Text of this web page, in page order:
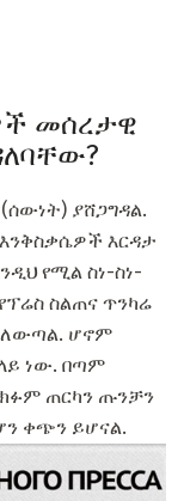
መሰረታዊ
ያሸጋግዳል.
እርዳታ
የሚል ስነ-ስነ-
ስልጠና ጥንካሬ
ሆኖም
ነው. በጣም
ጠርካን ጡንቻን
ቀጭን ይሆናል.